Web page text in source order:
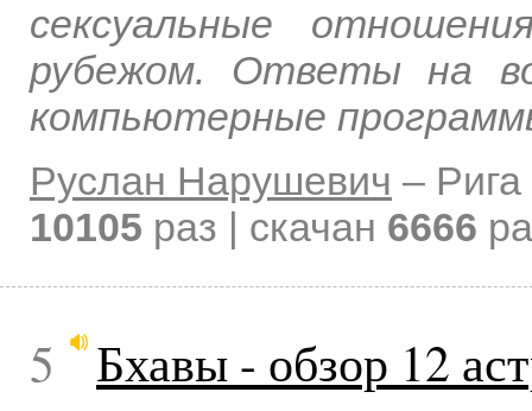
сексуальные
рубежом. Ответы на
компьютерные
Руслан Нарушевич –
10105 раз | скачан 6666
5 Бхавы - обзор 12